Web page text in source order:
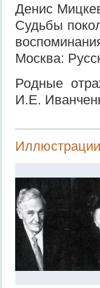
Денис
Судьбы
Москва:
Родные
И.Е.